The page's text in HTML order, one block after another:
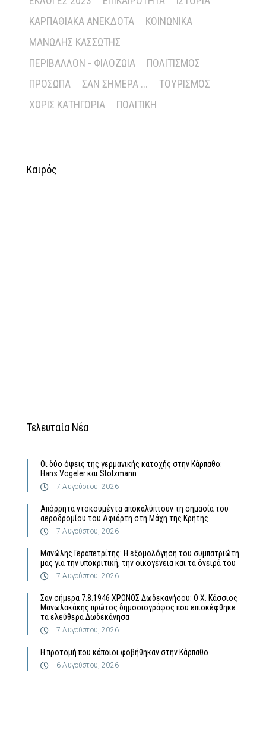
ΚΑΡΠΑΘΙΑΚΆ ΑΝΈΚΔΟΤΑ
ΚΟΙΝΩΝΙΚΆ
ΜΑΝΏΛΗΣ ΚΑΣΣΏΤΗΣ
ΠΕΡΙΒΆΛΛΟΝ - ΦΙΛΟΖΩΊΑ
ΠΟΛΙΤΙΣΜΌΣ
ΠΡΌΣΩΠΑ
ΣΑΝ ΣΉΜΕΡΑ ...
ΤΟΥΡΙΣΜΌΣ
ΧΩΡΊΣ ΚΑΤΗΓΟΡΊΑ
ΠΟΛΙΤΙΚΉ
Καιρός
Τελευταία Νέα
Οι δύο όψεις της γερμανικής κατοχής στην Κάρπαθο:
Hans Vogeler και Stolzmann
7 Αυγούστου, 2026
Απόρρητα ντοκουμέντα αποκαλύπτουν τη σημασία του
αεροδρομίου του Αφιάρτη στη Μάχη της Κρήτης
7 Αυγούστου, 2026
Μανώλης Γεραπετρίτης: Η εξομολόγηση του συμπατριώτη
μας για την υποκριτική, την οικογένεια και τα όνειρά του
7 Αυγούστου, 2026
Σαν σήμερα 7.8.1946 ΧΡΟΝΟΣ Δωδεκανήσου: Ο Χ. Κάσσιος
Μανωλακάκης πρώτος δημοσιογράφος που επισκέφθηκε
τα ελεύθερα Δωδεκάνησα
7 Αυγούστου, 2026
Η προτομή που κάποιοι φοβήθηκαν στην Κάρπαθο
6 Αυγούστου, 2026